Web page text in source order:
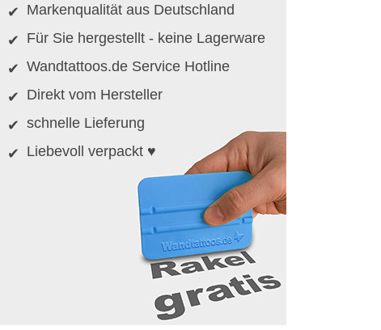
Markenqualität aus Deutschland
Für Sie hergestellt - keine Lagerware
Wandtattoos.de Service Hotline
Direkt vom Hersteller
schnelle Lieferung
Liebevoll verpackt ♥